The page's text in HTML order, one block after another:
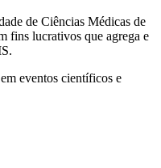
de Ciências Médicas de
fins lucrativos que agrega e
eventos científicos e